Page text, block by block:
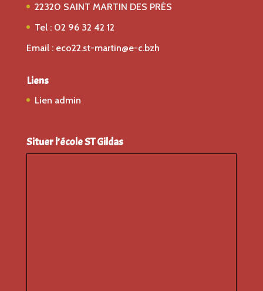
22320 SAINT MARTIN DES PRÉS
Tel : 02 96 32 42 12
Email : eco22.st-martin@e-c.bzh
Liens
Lien admin
Situer l’école ST Gildas